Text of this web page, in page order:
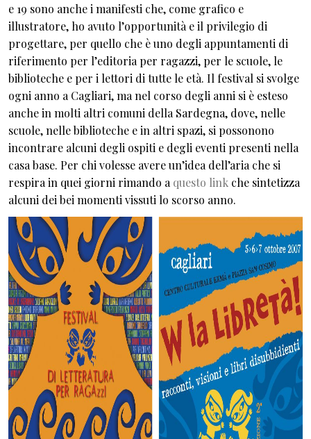
e 19 sono anche i manifesti che, come grafico e
illustratore, ho avuto l’opportunità e il privilegio di
progettare, per quello che è uno degli appuntamenti di
riferimento per l’editoria per ragazzi, per le scuole, le
biblioteche e per i lettori di tutte le età. Il festival si svolge
ogni anno a Cagliari, ma nel corso degli anni si è esteso
anche in molti altri comuni della Sardegna, dove, nelle
scuole, nelle biblioteche e in altri spazi, si possonono
incontrare alcuni degli ospiti e degli eventi presenti nella
casa base. Per chi volesse avere un’idea dell’aria che si
respira in quei giorni rimando a questo link che sintetizza
alcuni dei bei momenti vissuti lo scorso anno.